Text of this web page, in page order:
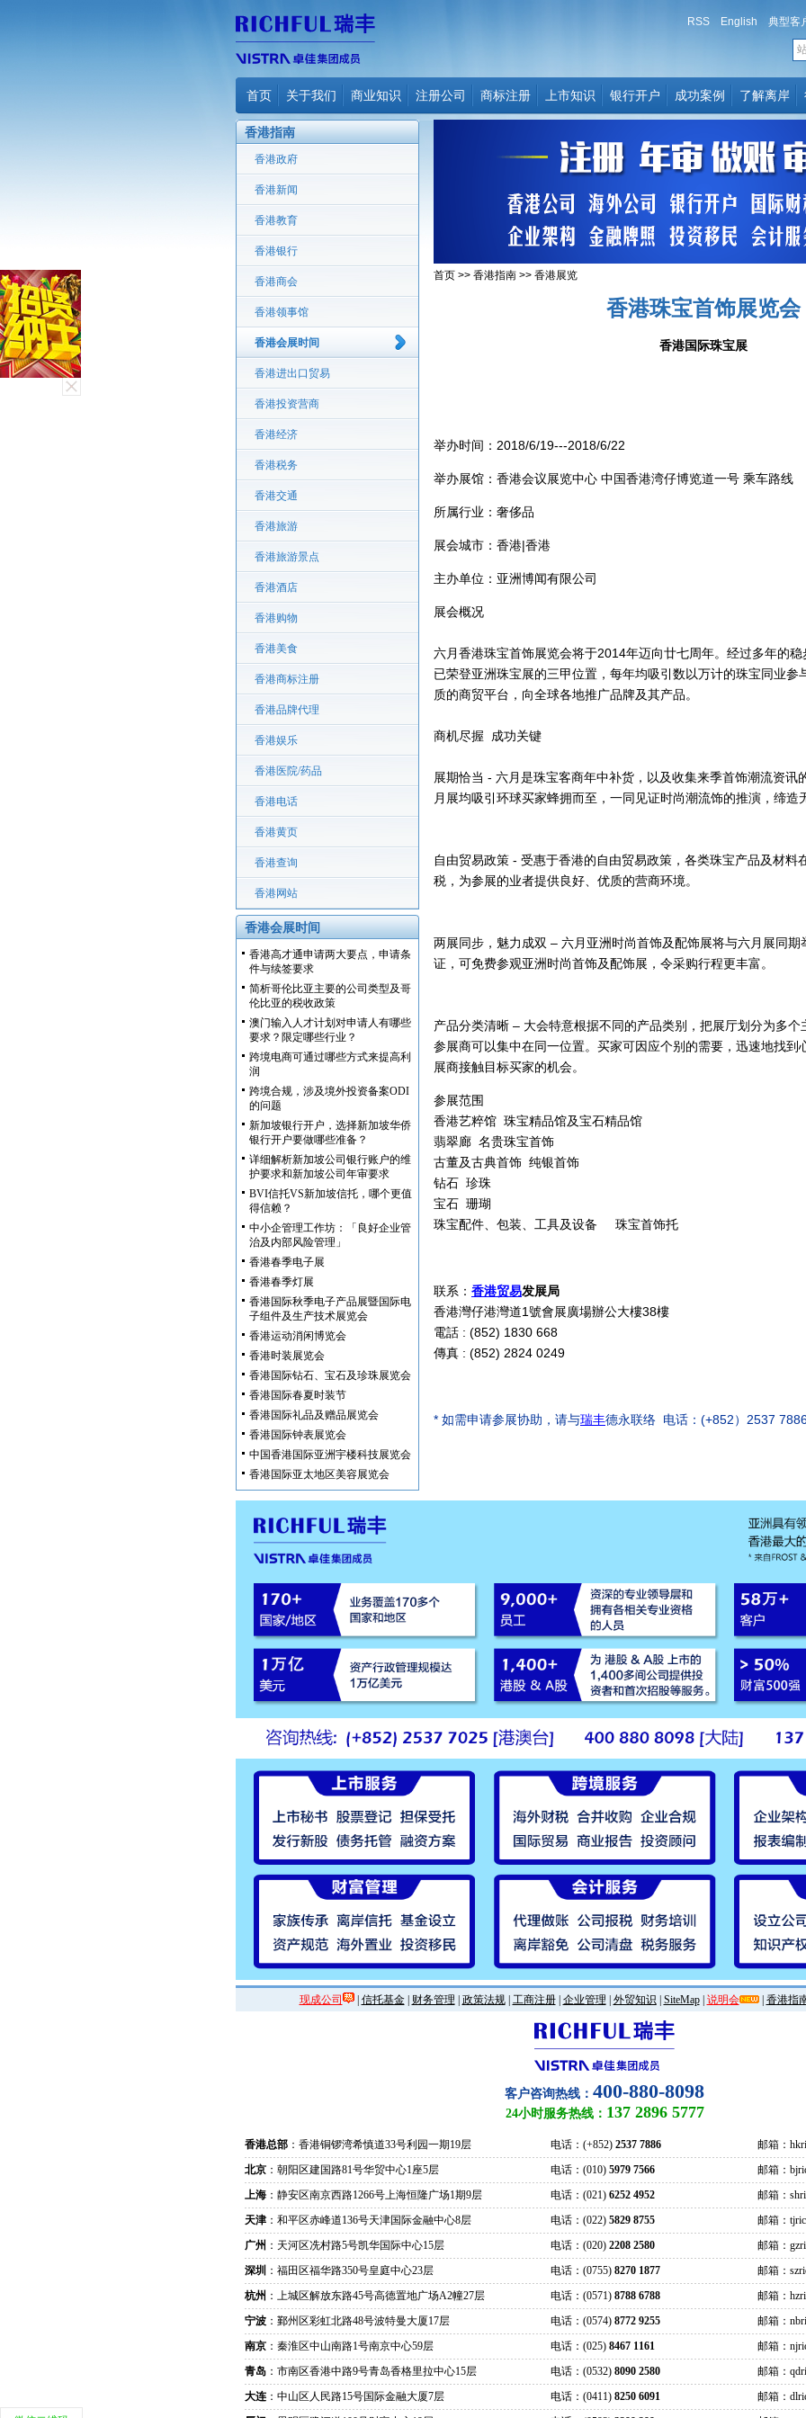
RSS English 典型客
首页 关于我们 商业知识 注册公司 商标注册 上市知识 银行开户 成功案例 了解离岸
香港指南
香港政府
香港新闻
香港教育
香港银行
香港商会
香港领事馆
香港会展时间
香港进出口贸易
香港投资营商
香港经济
香港税务
香港交通
香港旅游
香港旅游景点
香港酒店
香港购物
香港美食
香港商标注册
香港品牌代理
香港娱乐
香港医院/药品
香港电话
香港黄页
香港查询
香港网站
香港会展时间
香港高才通申请两大要点，申请条
件与续签要求
简析哥伦比亚主要的公司类型及哥
伦比亚的税收政策
澳门输入人才计划对申请人有哪些
要求？限定哪些行业？
跨境电商可通过哪些方式来提高利
润
跨境合规，涉及境外投资备案ODI
的问题
新加坡银行开户，选择新加坡华侨
银行开户要做哪些准备？
详细解析新加坡公司银行账户的维
护要求和新加坡公司年审要求
BVI信托VS新加坡信托，哪个更值
得信赖？
中小企管理工作坊：「良好企业管
治及内部风险管理」
香港春季电子展
香港春季灯展
香港国际秋季电子产品展暨国际电
子组件及生产技术展览会
香港运动消闲博览会
香港时装展览会
香港国际钻石、宝石及珍珠展览会
香港国际春夏时装节
香港国际礼品及赠品展览会
香港国际钟表展览会
中国香港国际亚洲宇楼科技展览会
香港国际亚太地区美容展览会
首页 >> 香港指南 >> 香港展览
香港珠宝首饰展览会
香港国际珠宝展
举办时间：2018/6/19---2018/6/22
举办展馆：香港会议展览中心 中国香港湾仔博览道一号 乘车路线
所属行业：奢侈品
展会城市：香港|香港
主办单位：亚洲博闻有限公司
展会概况
六月香港珠宝首饰展览会将于2014年迈向廿七周年。经过多年的
已荣登亚洲珠宝展的三甲位置，每年均吸引数以万计的珠宝同业参
质的商贸平台，向全球各地推广品牌及其产品。
商机尽握 成功关键
展期恰当 - 六月是珠宝客商年中补货，以及收集来季首饰潮流资讯
月展均吸引环球买家蜂拥而至，一同见证时尚潮流饰的推演，缔造
自由贸易政策 - 受惠于香港的自由贸易政策，各类珠宝产品及材料
税，为参展的业者提供良好、优质的营商环境。
两展同步，魅力成双 – 六月亚洲时尚首饰及配饰展将与六月展同
证，可免费参观亚洲时尚首饰及配饰展，令采购行程更丰富。
产品分类清晰 – 大会特意根据不同的产品类别，把展厅划分为多
参展商可以集中在同一位置。买家可因应个别的需要，迅速地找到
展商接触目标买家的机会。
参展范围
香港艺粹馆 珠宝精品馆及宝石精品馆
翡翠廊 名贵珠宝首饰
古董及古典首饰 纯银首饰
钻石 珍珠
宝石 珊瑚
珠宝配件、包装、工具及设备 珠宝首饰托
联系： 香港贸易发展局
香港灣仔港灣道1號會展廣場辦公大樓38樓
電話 : (852) 1830 668
傳真 : (852) 2824 0249
* 如需申请参展协助，请与瑞丰德永联络 电话：(+852）2537
现成公司 | 信托基金| 财务管理 政策法规| 工商注册| 企业管理 外贸知识 SiteMap| 说明会 | 香港指
客户咨询热线： 400-880-8098
24小时服务热线： 137 2896 5777
香港总部 ：香港铜锣湾希慎道33号利园一期19层 电话：(+852) 2537 7886
邮箱：
北京 ：朝阳区建国路81号华贸中心1座5层 电话：(010) 5979 7566
邮箱：
上海 ：静安区南京西路1266号上海恒隆广场1期9层 电话：(021) 6252 4952
邮箱：
天津 ：和平区赤峰道136号天津国际金融中心8层 电话：(022) 5829 8755
邮箱：
广州 ：天河区冼村路5号凯华国际中心15层 电话：(020) 2208 2580
邮箱：
深圳 ：福田区福华路350号皇庭中心23层 电话：(0755) 8270 1877
邮箱：
杭州 ：上城区解放东路45号高德置地广场A2幢27层 电话：(0571) 8788 6788
邮箱：
宁波 ：鄞州区彩虹北路48号波特曼大厦17层 电话：(0574) 8772 9255
邮箱：
南京 ：秦淮区中山南路1号南京中心59层 电话：(025) 8467 1161
邮箱：
青岛 ：市南区香港中路9号青岛香格里拉中心15层 电话：(0532) 8090 2580
邮箱：
大连 ：中山区人民路15号国际金融大厦7层 电话：(0411) 8250 6091
邮箱：